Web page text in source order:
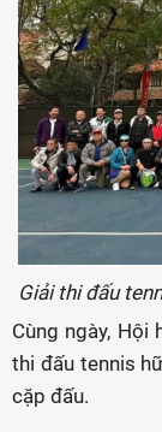
Giải thi đấu
Cùng ngày, Hội
thi đấu tennis
cặp đấu.